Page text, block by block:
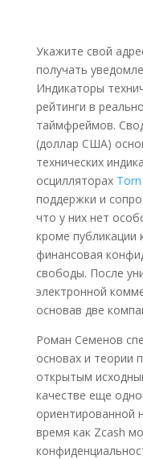
Укажите свой
получать
Индикаторы
рейтинги в
таймфреймов.
(доллар США)
технических
осцилляторах
поддержки и
что у них нет
кроме публикации
финансовая
свободы. После
электронной
основав две
Роман Семенов
основах и теории
открытым
качестве еще
ориентированной
время как Zcash